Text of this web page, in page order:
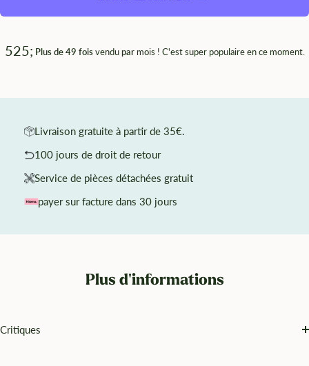
525; Plus de 49 foisvenduparmois ! C'est super populaire en ce moment.
Livraison gratuite à partir de 35€.
100 jours de droit de retour
Service de pièces détachées gratuit
payer sur facture dans 30 jours
Plus d'informations
Critiques